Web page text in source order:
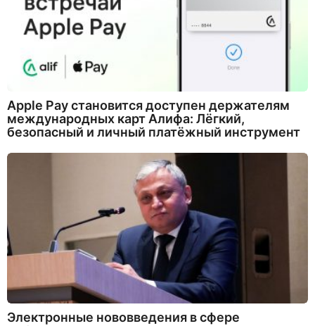
Apple Pay становится доступен держателям
международных карт Алифа: Лёгкий,
безопасный и личный платёжный инструмент
Электронные нововведения в сфере